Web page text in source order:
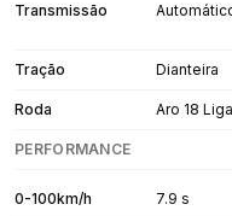
Transmissão
Tração Dianteira
Roda Aro 18
PERFORMANCE
0-100km/h 7.9 s